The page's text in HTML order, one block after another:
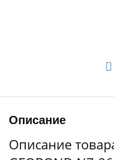
Описание
Описание